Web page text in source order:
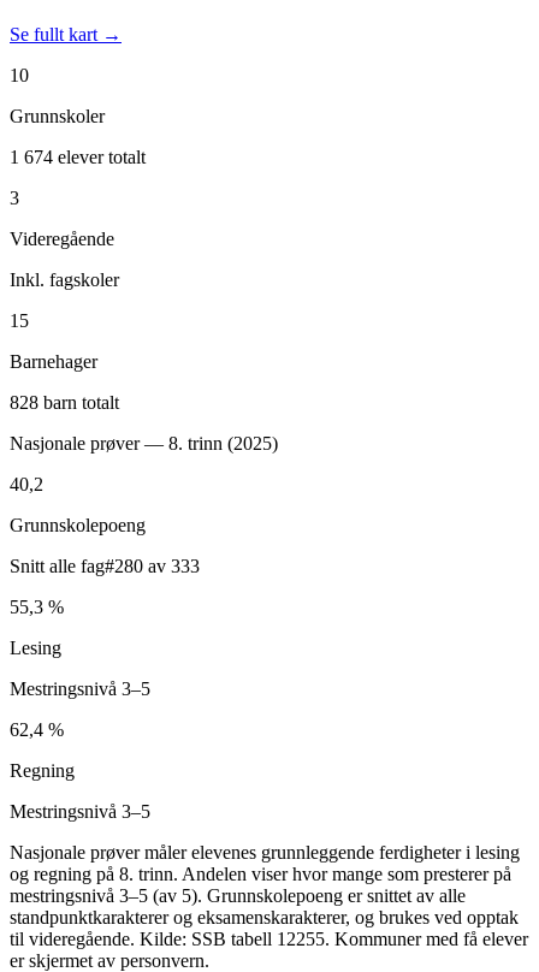
Se fullt kart →
10
Grunnskoler
1 674 elever totalt
3
Videregående
Inkl. fagskoler
15
Barnehager
828 barn totalt
Nasjonale prøver — 8. trinn (2025)
40,2
Grunnskolepoeng
Snitt alle fag#280 av 333
55,3 %
Lesing
Mestringsnivå 3–5
62,4 %
Regning
Mestringsnivå 3–5
Nasjonale prøver måler elevenes grunnleggende ferdigheter i lesing
og regning på 8. trinn. Andelen viser hvor mange som presterer på
mestringsnivå 3–5 (av 5). Grunnskolepoeng er snittet av alle
standpunktkarakterer og eksamenskarakterer, og brukes ved opptak
til videregående. Kilde: SSB tabell 12255. Kommuner med få elever
er skjermet av personvern.